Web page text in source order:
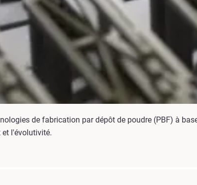
de fabrication par dépôt de poudre (PBF) à
l'évolutivité.